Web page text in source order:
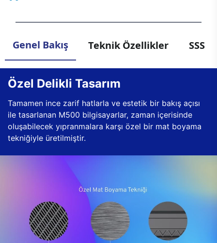
Genel Bakış Teknik Özellikler SSS
Özel Delikli Tasarım
Tamamen ince zarif hatlarla ve estetik bir bakış açısı
ile tasarlanan M500 bilgisayarlar, zaman içerisinde
oluşabilecek yıpranmalara karşı özel bir mat boyama
tekniğiyle üretilmiştir.